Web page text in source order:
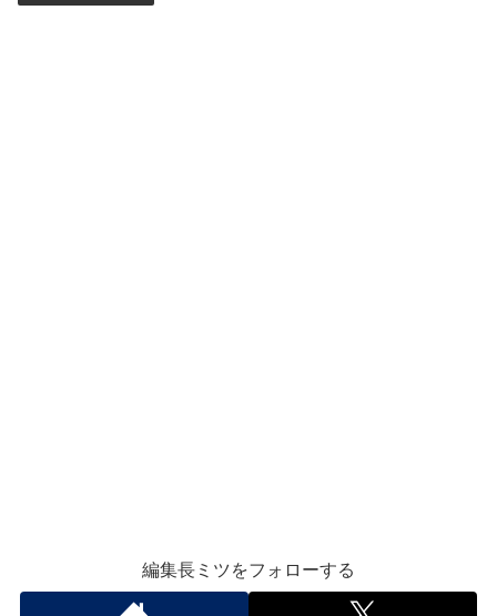
編集長ミツをフォローする